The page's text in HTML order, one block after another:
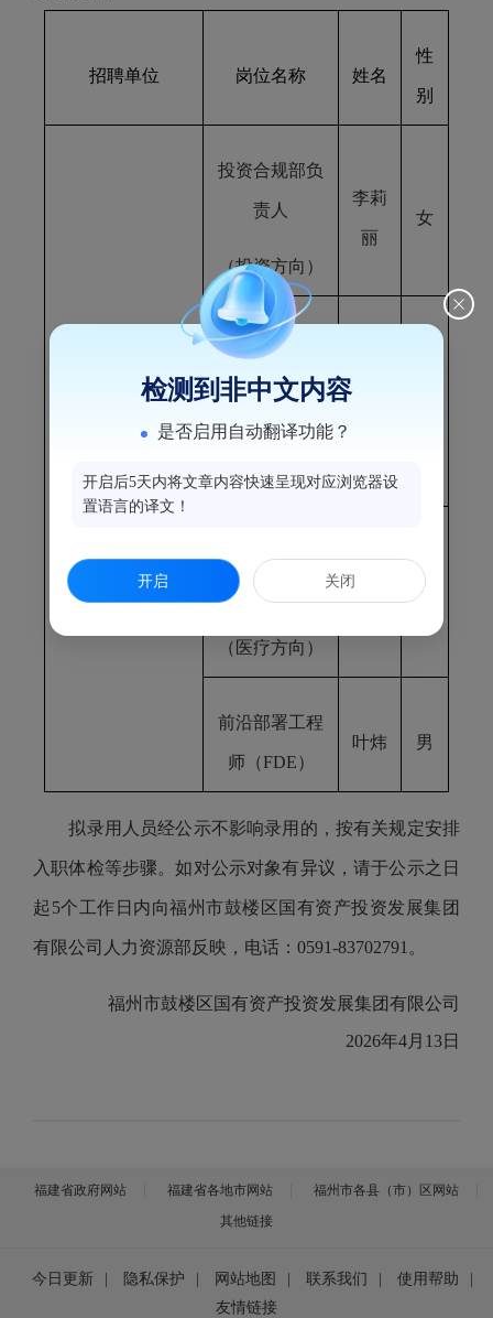
招聘单位 岗位名称 姓名
性
别
福州市鼓楼区国
集团有限公司
投资合规部负
责人
（投资方向）
李莉
丽
女
子公司副总经
理
（润楼体育公
司）
总经理
（医疗方向）
余飞 男
前沿部署工程
师（FDE）
叶炜 男
拟录用人员经公示不影响录用的，按有关规定安排
入职体检等步骤。如对公示对象有异议，请于公示之日
起5个工作 日内向福州市鼓楼区国有资产投资发展集团
有限公司 人力资源部反映，电话：0591-83702791。
福州市鼓楼区国有资产投资发展集团有限公司
2026年4月 13日
福建省政府网站 福建省各地市网站
福州市各县（市）区网站
其他链接
今日更新 隐私保护 网站地图 联系我们 使用帮助
友情链接
检测到非中文内容
是否启用自动翻译功能？
开启后5天内将文章内容快速呈现对应浏览器设
置语言的译文！
开启 关闭